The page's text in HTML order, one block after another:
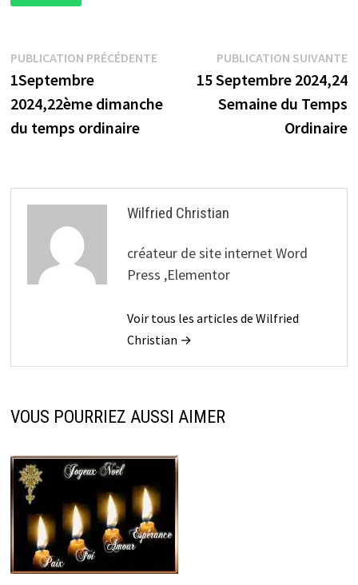
Navigation
de
l’article
PUBLICATION PRÉCÉDENTEPublication
précédente :
1Septembre
2024,22ème dimanche
du temps ordinaire
PUBLICATION SUIVANTE
15 Septembre 2024,24
Semaine du Temps
Ordinaire
Wilfried Christian
créateur de site internet Word
Press ,Elementor
Voir tous les articles de Wilfried
Christian →
VOUS POURRIEZ AUSSI AIMER